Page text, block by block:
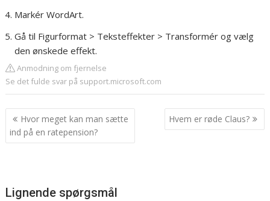
Markér WordArt.
Gå til Figurformat > Teksteffekter > Transformér og vælg
den ønskede effekt.
Anmodning om fjernelse
Se det fulde svar på support.microsoft.com
Indlægsnavigation
Hvor meget kan man sætte
ind på en ratepension?
Hvem er røde Claus?
Lignende spørgsmål